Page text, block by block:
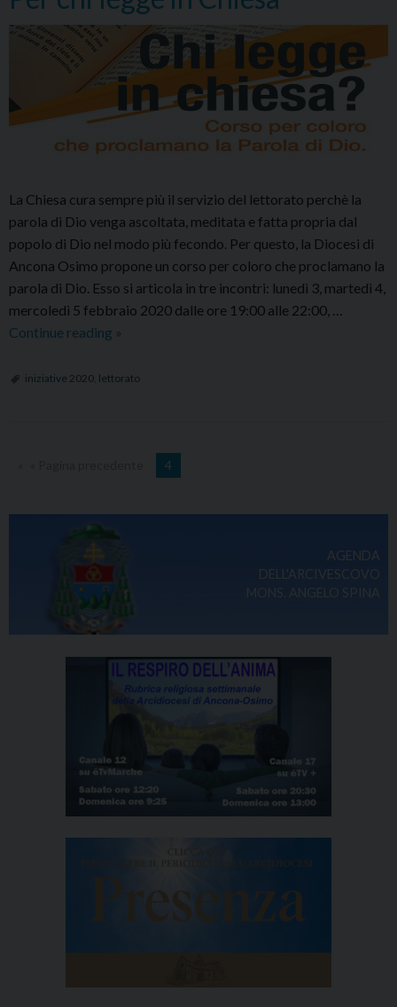
La Chiesa cura sempre più il servizio del lettorato perchè la
parola di Dio venga ascoltata, meditata e fatta propria dal
popolo di Dio nel modo più fecondo. Per questo, la Diocesi di
Ancona Osimo propone un corso per coloro che proclamano la
parola di Dio. Esso si articola in tre incontri: lunedì 3, martedì 4,
mercoledì 5 febbraio 2020 dalle ore 19:00 alle 22:00, …
Continue reading Per
legge
»
iniziative 2020 lettorato
4
AGENDA
DELL'ARCIVESCOVO
MONS. ANGELO SPINA